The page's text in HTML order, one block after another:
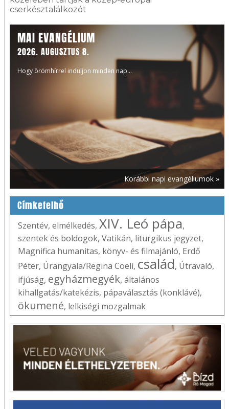
cserkésztalálkozót
MAI EVANGÉLIUM
2026. AUGUSZTUS 8.
Hogy örömhírrel induljon minden nap...
Korábbi napi evangéliumok »
Címkefelhő
Szentév, elmélkedés, XIV. Leó pápa,
szentek és boldogok, Vatikán, liturgikus jegyzet,
Magnifica humanitas, könyv- és filmajánló, Erdő
Péter, Úrangyala/Regina Coeli, család, Útravaló,
ifjúság, egyházmegyék, általános
kihallgatás/katekézis, pápaválasztás (konklávé),
ökumené, lelkiségi mozgalmak